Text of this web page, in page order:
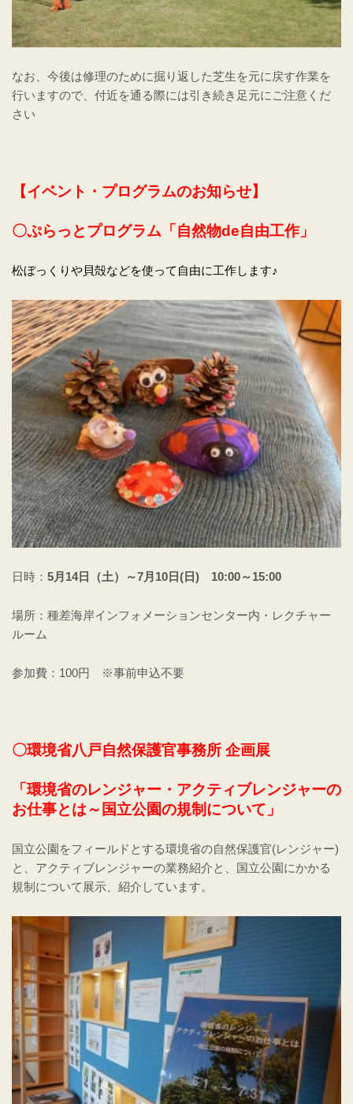
なお、今後は修理のために掘り返した芝生を元に戻す作業を
行いますので、付近を通る際には引き続き足元にご注意くだ
さい
【イベント・プログラムのお知らせ】
〇ぷらっとプログラム 「自然物de自由工作」
松ぼっくりや貝殻などを使って自由に工作します♪
日時： 5月14日（土）～7月10日(日) 10:00～15:00
場所：種差海岸インフォメーションセンター内・レクチャー
ルーム
参加費：100円 ※事前申込不要
〇環境省八戸自然保護官事務所 企画展
「環境省のレンジャー・アクティブレンジャーの
お仕事とは～国立公園の規制について」
国立公園をフィールドとする環境省の自然保護官(レンジャー)
と、アクティブレンジャーの業務紹介と、国立公園にかかる
規制について展示、紹介しています。